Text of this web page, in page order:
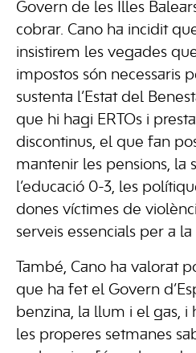
Govern de les Illes
cobrar. Cano ha incidit
insistirem les vegades
impostos són necessaris
sustenta l’Estat del
que hi hagi ERTOs i
discontinus, el que fan
mantenir les pensions, la
l’educació 0-3, les
dones víctimes de
serveis essencials per a la
També, Cano ha valorat
que ha fet el Govern
benzina, la llum i el gas, i
les properes setmanes